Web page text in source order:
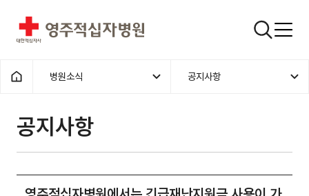
영주적십자병원 검색창
홈으로
병원소식 공지사항
공지사항